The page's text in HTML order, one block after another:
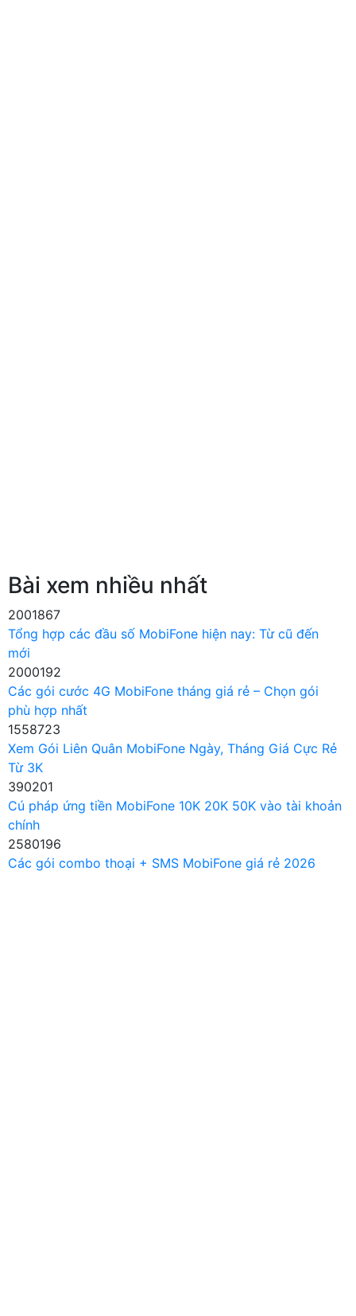
Bài xem nhiều nhất
2001867
Tổng hợp các đầu số MobiFone hiện nay: Từ cũ đến
mới
2000192
Các gói cước 4G MobiFone tháng giá rẻ – Chọn gói
phù hợp nhất
1558723
Xem Gói Liên Quân MobiFone Ngày, Tháng Giá Cực Rẻ
Từ 3K
390201
Cú pháp ứng tiền MobiFone 10K 20K 50K vào tài khoản
chính
2580196
Các gói combo thoại + SMS MobiFone giá rẻ 2026